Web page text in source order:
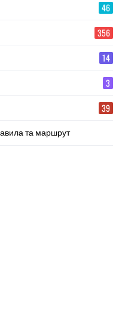
46
356
14
3
39
та маршрут